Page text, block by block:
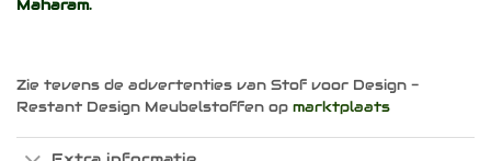
Maharam.
Zie tevens de advertenties van Stof voor Design -
Restant Design Meubelstoffen op marktplaats